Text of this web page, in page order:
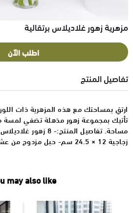
مزهرية زهور غلاديلاس برتقالية
اطلب الآن
تفاصيل المنتج
ارتقِ بمساحتك مع هذه المزهرية ذات
تأتيك بمجموعة زهور مذهلة تضفي لمسة
زجاجية 12 × 24.5 سم- حبل مزدوج من عشب الرافيا الورقي البني
may also like